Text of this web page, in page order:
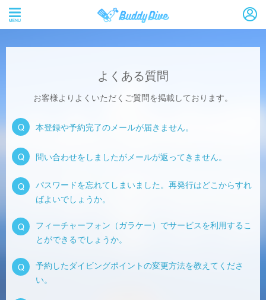
よくある質問
お客様よりよくいただくご質問を掲載しております。
Q 本登録や予約完了のメールが届きません。
Q 問い合わせをしましたがメールが返ってきません。
Q
パスワードを忘れてしまいました。再発行はどこからすれ
ばよいでしょうか。
Q
フィーチャーフォン（ガラケー）でサービスを利用するこ
とができるでしょうか。
Q
予約したダイビングポイントの変更方法を教えてくださ
い。